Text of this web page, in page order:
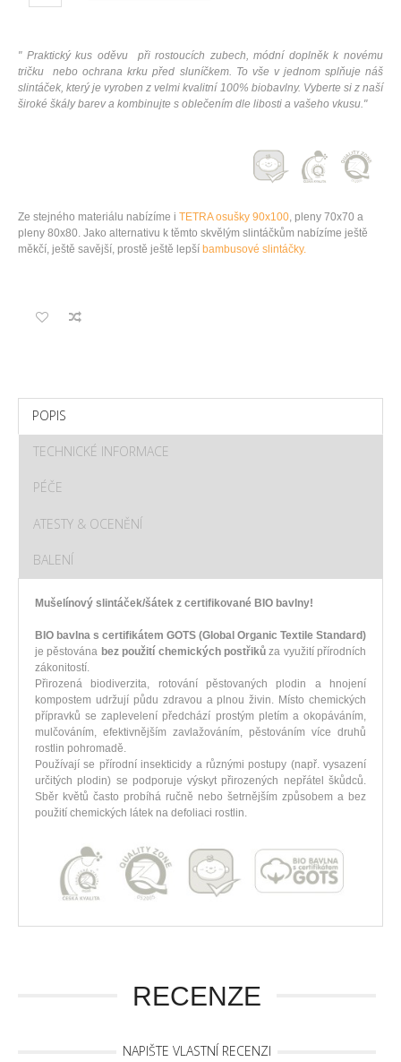
" Praktický kus oděvu při rostoucích zubech, módní doplněk k novému
tričku nebo ochrana krku před sluníčkem. To vše v jednom splňuje náš
slintáček, který je vyroben z velmi kvalitní 100% biobavlny. Vyberte si z naší
široké škály barev a kombinujte s oblečením dle libosti a vašeho vkusu."
Ze stejného materiálu nabízíme i TETRA osušky 90x100, pleny 70x70 a
pleny 80x80. Jako alternativu k těmto skvělým slintáčkům nabízíme ještě
měkčí, ještě savější, prostě ještě lepší bambusové slintáčky.
POPIS
TECHNICKÉ INFORMACE
PÉČE
ATESTY & OCENĚNÍ
BALENÍ
Mušelínový slintáček/šátek z certifikované BIO bavlny!
BIO bavlna s certifikátem GOTS (Global Organic Textile Standard)
je pěstována bez použití chemických postřikůza využití přírodních
zákonitostí.
Přirozená biodiverzita, rotování pěstovaných plodin a hnojení
kompostem udržují půdu zdravou a plnou živin. Místo chemických
přípravků se zaplevelení předchází prostým pletím a okopáváním,
mulčováním, efektivnějším zavlažováním, pěstováním více druhů
rostlin pohromadě.
Používají se přírodní insekticidy a různými postupy (např. vysazení
určitých plodin) se podporuje výskyt přirozených nepřátel škůdců.
Sběr květů často probíhá ručně nebo šetrnějším způsobem a bez
použití chemických látek na defoliaci rostlin.
RECENZE
NAPIŠTE VLASTNÍ RECENZI